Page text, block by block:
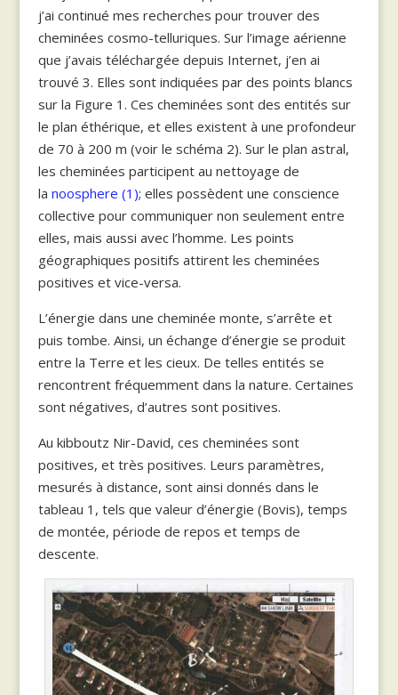
j’ai continué mes recherches pour trouver des
cheminées cosmo-telluriques. Sur l’image aérienne
que j’avais téléchargée depuis Internet, j’en ai
trouvé 3. Elles sont indiquées par des points blancs
sur la Figure 1. Ces cheminées sont des entités sur
le plan éthérique, et elles existent à une profondeur
de 70 à 200 m (voir le schéma 2). Sur le plan astral,
les cheminées participent au nettoyage de
la noosphere (1); elles possèdent une conscience
collective pour communiquer non seulement entre
elles, mais aussi avec l’homme. Les points
géographiques positifs attirent les cheminées
positives et vice-versa.
L’énergie dans une cheminée monte, s’arrête et
puis tombe. Ainsi, un échange d’énergie se produit
entre la Terre et les cieux. De telles entités se
rencontrent fréquemment dans la nature. Certaines
sont négatives, d’autres sont positives.
Au kibboutz Nir-David, ces cheminées sont
positives, et très positives. Leurs paramètres,
mesurés à distance, sont ainsi donnés dans le
tableau 1, tels que valeur d’énergie (Bovis), temps
de montée, période de repos et temps de
descente.